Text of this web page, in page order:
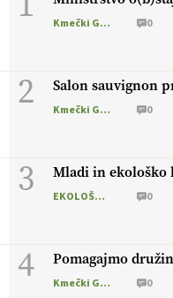
Kmečki Glas 0
2 Salon sauvignon
Kmečki Glas 0
3 Mladi in ekološko
EKOLOŠKO LOGIČNO 0
4 Pomagajmo
Kmečki Glas 0